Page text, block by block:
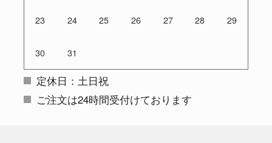
23 24 25 26 27 28 29
30 31
定休日：土日祝
ご注文は24時間受付けております